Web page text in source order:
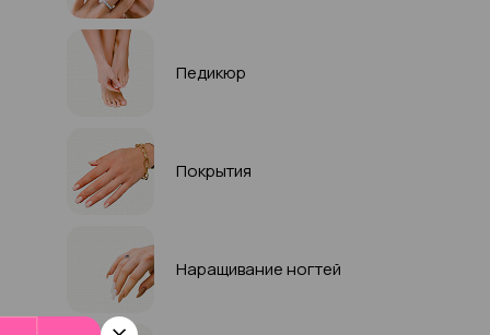
Педикюр
Покрытия
Наращивание ногтей